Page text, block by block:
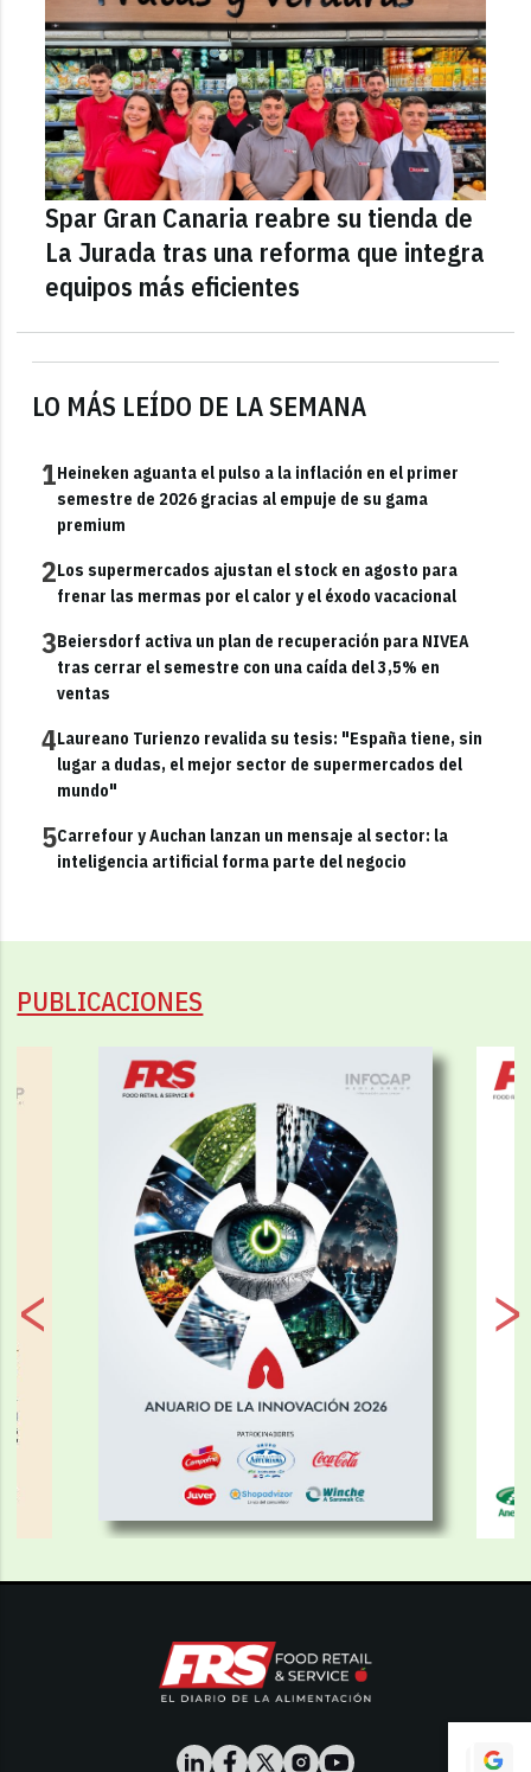
LO MÁS LEÍDO DE LA SEMANA
1Heineken aguanta el pulso a la inflación en el primer
semestre de 2026 gracias al empuje de su gama
premium
2Los supermercados ajustan el stock en agosto para
frenar las mermas por el calor y el éxodo vacacional
3Beiersdorf activa un plan de recuperación para NIVEA
tras cerrar el semestre con una caída del 3,5% en
ventas
4Laureano Turienzo revalida su tesis: "España tiene, sin
lugar a dudas, el mejor sector de supermercados del
mundo"
5Carrefour y Auchan lanzan un mensaje al sector: la
inteligencia artificial forma parte del negocio
Spar Gran Canaria reabre su tienda de
La Jurada tras una reforma que integra
equipos más eficientes
PUBLICACIONES